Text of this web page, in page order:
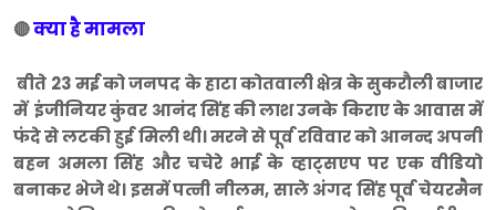
🔴क्या है मामला
बीते 23 मई को जनपद के हाटा कोतवाली क्षेत्र के सुकरौली बाजार
में इंजीनियर कुंवर आनंद सिंह की लाश उनके किराए के आवास में
फंदे से लटकी हुई मिली थी। मरने से पूर्व रविवार को आनन्द अपनी
बहन अमला सिंह और चचेरे भाई के व्हाट्सएप पर एक वीडियो
बनाकर भेजे थे। इसमें पत्नी नीलम, साले अंगद सिंह पूर्व चेयरमैन